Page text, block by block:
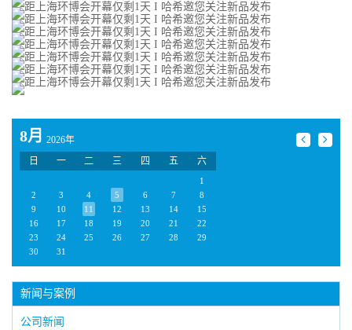
8月
2026年
日
一 二 三 四 五 六
1
2
3 4 5 6 7
8
9
10 11 12 13 14
15
16
17 18 19 20 21
22
23
24 25 26 27 28
29
30
31
新闻与案例
公司新闻